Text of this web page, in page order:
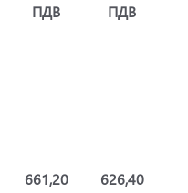
ПДВ
ПДВ
661,20 626,40